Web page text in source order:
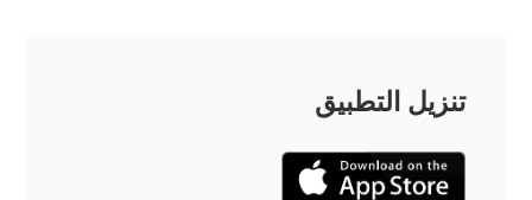
تنزيل التطبيق